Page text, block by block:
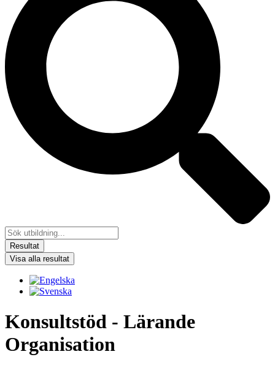
Resultat
Visa alla resultat
Konsultstöd - Lärande
Organisation